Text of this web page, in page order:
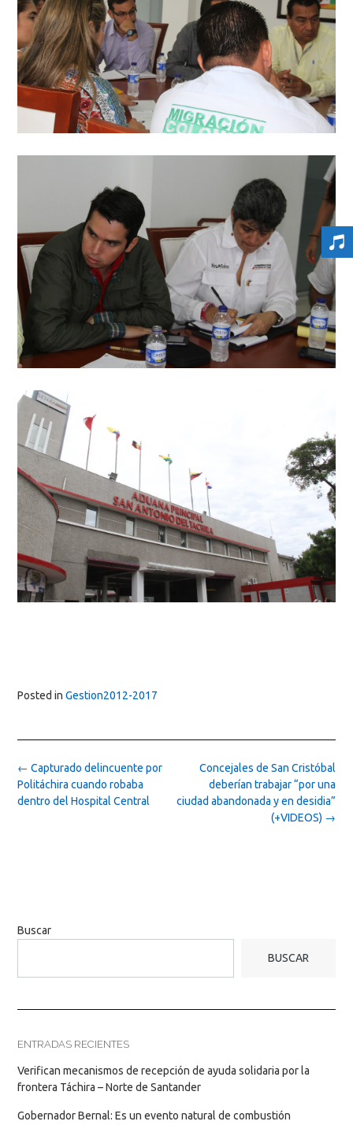
Posted in Gestion2012-2017
Post
navigation
Concejales de San Cristóbal
deberían trabajar “por una
ciudad abandonada y en desidia”
(+VIDEOS) →
← Capturado delincuente por
Politáchira cuando robaba
dentro del Hospital Central
Buscar
BUSCAR
ENTRADAS RECIENTES
Verifican mecanismos de recepción de ayuda solidaria por la
frontera Táchira – Norte de Santander
Gobernador Bernal: Es un evento natural de combustión